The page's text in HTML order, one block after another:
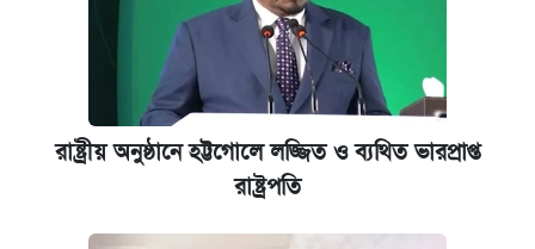
রাষ্ট্রীয় অনুষ্ঠানে হট্টগোলে লজ্জিত ও ব্যথিত ভারপ্রাপ্ত
রাষ্ট্রপতি